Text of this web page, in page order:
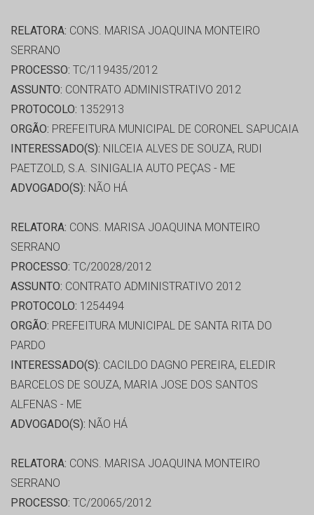
RELATORA: CONS. MARISA JOAQUINA MONTEIRO
SERRANO
PROCESSO: TC/119435/2012
ASSUNTO: CONTRATO ADMINISTRATIVO 2012
PROTOCOLO: 1352913
ORGÃO: PREFEITURA MUNICIPAL DE CORONEL SAPUCAIA
INTERESSADO(S): NILCEIA ALVES DE SOUZA, RUDI
PAETZOLD, S.A. SINIGALIA AUTO PEÇAS - ME
ADVOGADO(S): NÃO HÁ
RELATORA: CONS. MARISA JOAQUINA MONTEIRO
SERRANO
PROCESSO: TC/20028/2012
ASSUNTO: CONTRATO ADMINISTRATIVO 2012
PROTOCOLO: 1254494
ORGÃO: PREFEITURA MUNICIPAL DE SANTA RITA DO
PARDO
INTERESSADO(S): CACILDO DAGNO PEREIRA, ELEDIR
BARCELOS DE SOUZA, MARIA JOSE DOS SANTOS
ALFENAS - ME
ADVOGADO(S): NÃO HÁ
RELATORA: CONS. MARISA JOAQUINA MONTEIRO
SERRANO
PROCESSO: TC/20065/2012